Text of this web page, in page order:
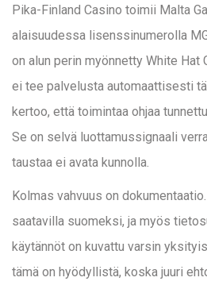
Pika-Finland Casino toimii Malta
alaisuudessa lisenssinumerolla
on alun perin myönnetty White Hat
ei tee palvelusta automaattisesti
kertoo, että toimintaa ohjaa
Se on selvä luottamussignaali
taustaa ei avata kunnolla.
Kolmas vahvuus on
saatavilla suomeksi, ja myös
käytännöt on kuvattu varsin
tämä on hyödyllistä, koska juuri